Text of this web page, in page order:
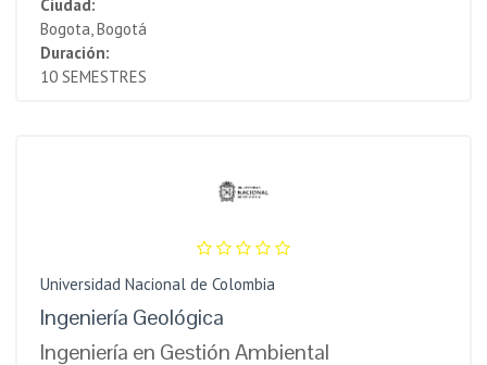
Ciudad:
Bogota, Bogotá
Duración:
10 SEMESTRES
Universidad Nacional de Colombia
Ingeniería Geológica
Ingeniería en Gestión Ambiental